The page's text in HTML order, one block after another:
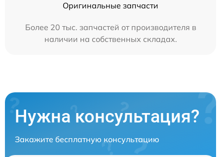
Оригинальные запчасти
Более 20 тыс. запчастей от производителя в
наличии на собственных складах.
Нужна консультация?
Закажите бесплатную консультацию